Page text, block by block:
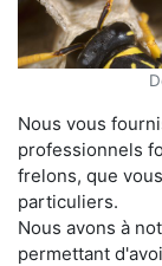
Nous vous
professionnels
frelons, que
particuliers.
Nous avons à
permettant